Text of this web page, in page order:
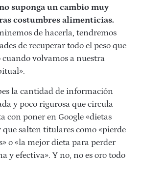
suponga un cambio muy
costumbres alimenticias.
de hacerla, tendremos
de recuperar todo el peso que
volvamos a nuestra
la cantidad de información
y poco rigurosa que circula
con poner en Google «dietas
que salten titulares como «pierde
o «la mejor dieta para perder
y efectiva». Y no, no es oro todo